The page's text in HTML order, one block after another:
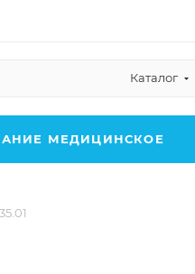
Каталог
МЕДИЦИНСКОЕ